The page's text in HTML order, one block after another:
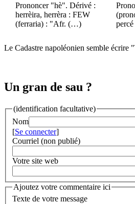
Prononcer "hè". Dérivé :
herrèira, herrèra : FEW
(ferraria) : "Afr. (…)
Le Cadastre napoléonien semble écrire
Un gran de sau ?
(identification facultative)
Nom
[Se connecter]
Courriel (non publié)
Votre site web
Ajoutez votre commentaire ici
Texte de votre message